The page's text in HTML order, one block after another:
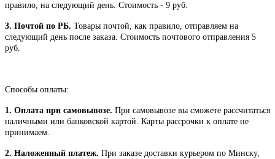
правило, на следующий день. Стоимость - 9 руб.
3. Почтой по РБ. Товары почтой, как правило, отправляем на
следующий день после заказа. Стоимость почтового отправления 5
руб.
Способы оплаты:
1. Оплата при самовывозе. При самовывозе вы сможете рассчитаться
наличными или банковской картой. Карты рассрочки к оплате не
принимаем.
2. Наложенный платеж. При заказе доставки курьером по Минску,